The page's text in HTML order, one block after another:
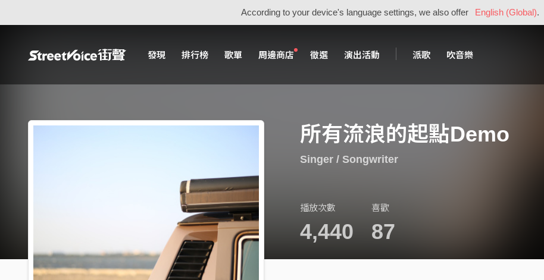
According to your device's language settings, we also offer English (Global).
發現 排行榜 歌單 周邊商店 徵選 演出活動 派歌 吹音樂
所有流浪的起點Demo
Singer / Songwriter
播放次數
4,440
喜歡
87